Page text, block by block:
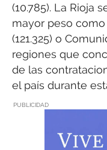
(10.785). La Rioja
mayor peso como
(121.325) o
regiones que
de las
el país durante
PUBLICIDAD